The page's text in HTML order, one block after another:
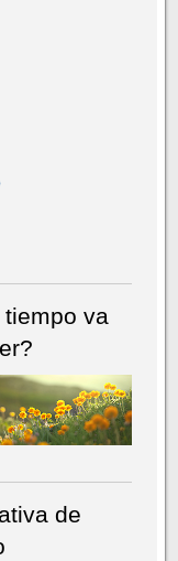
va
de